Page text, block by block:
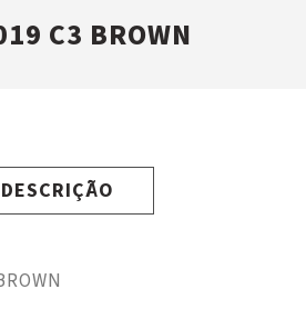
C3 BROWN
DESCRIÇÃO